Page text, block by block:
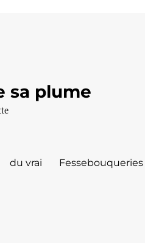
sa plume
du vrai Fessebouqueries